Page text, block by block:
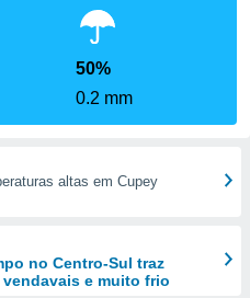
50%
0.2 mm
altas em Cupey
no Centro-Sul traz
e muito frio